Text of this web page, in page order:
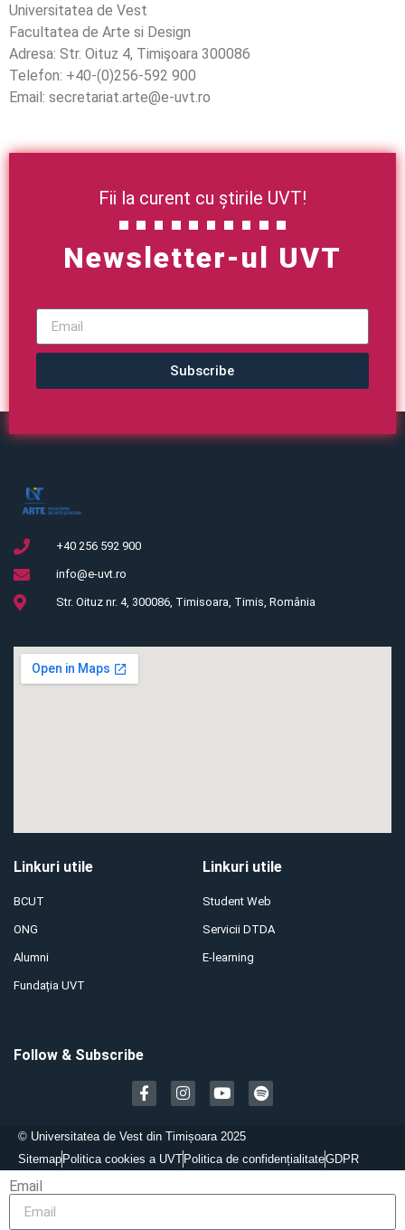
Universitatea de Vest
Facultatea de Arte si Design
Adresa: Str. Oituz 4, Timişoara 300086
Telefon: +40-(0)256-592 900
Email: secretariat.arte@e-uvt.ro
Fii la curent cu știrile UVT!
Newsletter-ul UVT
Subscribe
+40 256 592 900
info@e-uvt.ro
Str. Oituz nr. 4, 300086, Timisoara, Timis, România
Linkuri utile
BCUT
ONG
Alumni
Fundația UVT
Linkuri utile
Student Web
Servicii DTDA
E-learning
Follow & Subscribe
© Universitatea de Vest din Timișoara 2025
Sitemap Politica cookies a UVT Politica de confidențialitateGDPR
Email